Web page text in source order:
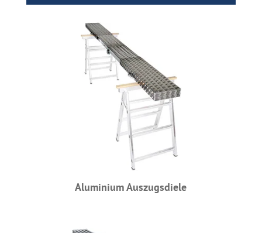
Aluminium Auszugsdiele